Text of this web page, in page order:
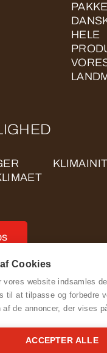
HELE
for ROSE
Cookies
vores website indsamles
til at tilpasse og forbedre
de annoncer, der vises
ACCEPTER ALLE